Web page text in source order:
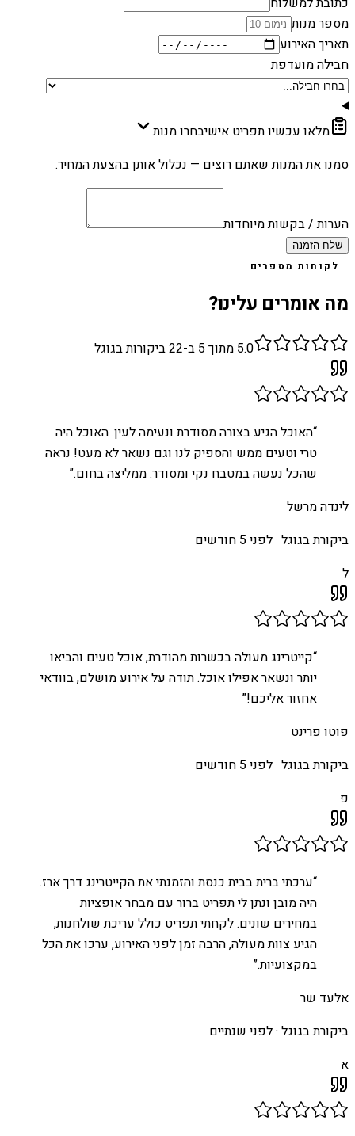
מספר מנות
תאריך האירוע
חבילה מועדפת
מלאו עכשיו תפריט אישיבחרו מנות
סמנו את המנות שאתם רוצים — נכלול אותן בהצעת המחיר.
הערות / בקשות מיוחדות
שלח הזמנה
לקוחות מספרים
מה אומרים עלינו?
5.0 מתוך 5 ב- 22ביקורות בגוגל
“האוכל הגיע בצורה מסודרת ונעימה לעין. האוכל היה
טרי וטעים ממש והספיק לנו וגם נשאר לא מעט! נראה
שהכל נעשה במטבח נקי ומסודר. ממליצה בחום.”
לינדה מרשל
ביקורת בגוגל ·לפני 5 חודשים
ל
“קייטרינג מעולה בכשרות מהודרת, אוכל טעים והביאו
יותר ונשאר אפילו אוכל. תודה על אירוע מושלם, בוודאי
אחזור אליכם!”
פוטו פרינט
ביקורת בגוגל ·לפני 5 חודשים
פ
“ערכתי ברית בבית כנסת והזמנתי את הקייטרינג דרך ארז.
היה מובן ונתן לי תפריט ברור עם מבחר אופציות
במחירים שונים. לקחתי תפריט כולל עריכת שולחנות,
הגיע צוות מעולה, הרבה זמן לפני האירוע, ערכו את הכל
במקצועיות.”
אלעד שר
ביקורת בגוגל ·לפני שנתיים
א